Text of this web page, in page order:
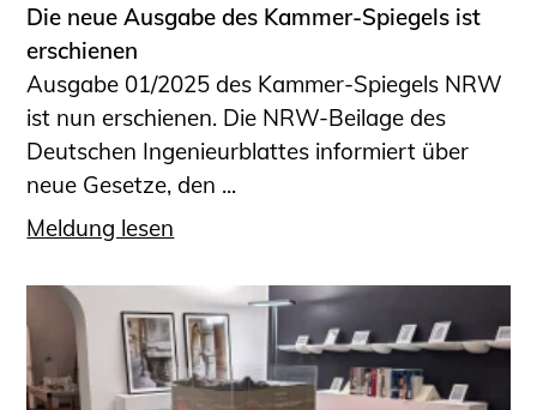
Die neue Ausgabe des Kammer-Spiegels ist
erschienen
Ausgabe 01/2025 des Kammer-Spiegels NRW
ist nun erschienen. Die NRW-Beilage des
Deutschen Ingenieurblattes informiert über
neue Gesetze, den ...
Meldung lesen